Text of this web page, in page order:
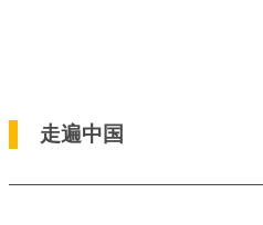
走遍中国